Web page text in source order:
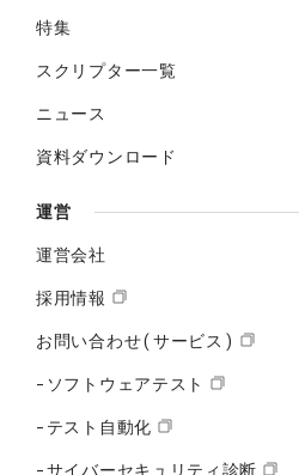
特集
スクリプター一覧
ニュース
資料ダウンロード
運営
運営会社
採用情報
お問い合わせ(サービス)
-ソフトウェアテスト
-テスト自動化
-サイバーセキュリティ診断